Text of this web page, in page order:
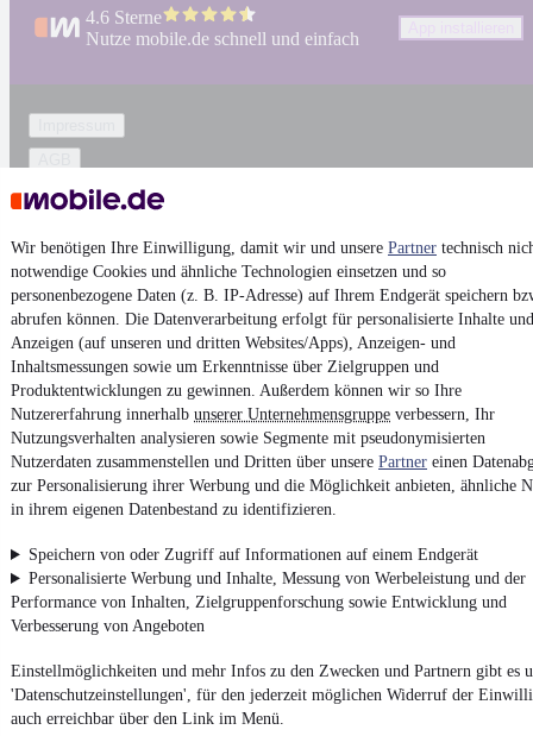
Wir benötigen Ihre Einwilligung, damit wir und unsere Partner technisch
notwendige Cookies und ähnliche Technologien einsetzen und so
personenbezogene Daten (z. B. IP-Adresse) auf Ihrem Endgerät speichern
abrufen können. Die Datenverarbeitung erfolgt für personalisierte Inhalte und
Anzeigen (auf unseren und dritten Websites/Apps), Anzeigen- und
Inhaltsmessungen sowie um Erkenntnisse über Zielgruppen und
Produktentwicklungen zu gewinnen. Außerdem können wir so Ihre
Nutzererfahrung innerhalb unserer Unternehmensgruppe verbessern, Ihr
Nutzungsverhalten analysieren sowie Segmente mit pseudonymisierten
Nutzerdaten zusammenstellen und Dritten über unsere Partner einen
zur Personalisierung ihrer Werbung und die Möglichkeit anbieten, ähnliche
in ihrem eigenen Datenbestand zu identifizieren.
Speichern von oder Zugriff auf Informationen auf einem Endgerät
Personalisierte Werbung und Inhalte, Messung von Werbeleistung und der
Performance von Inhalten, Zielgruppenforschung sowie Entwicklung und
Verbesserung von Angeboten
Einstellmöglichkeiten und mehr Infos zu den Zwecken und Partnern gibt es
'Datenschutzeinstellungen', für den jederzeit möglichen Widerruf der
auch erreichbar über den Link im Menü.
4.6 Sterne
Nutze mobile.de schnell und einfach
Vertrag widerrufen
Datenschutzeinstellungen
Erklärung zur Barrierefreiheit
Report Security Vulnerability (English)
Powered by
ObNeuwagen,Gebrauchtwagenoder Leasing-Angebote : Alle
Fahrzeuge gibt es bei mobile.de